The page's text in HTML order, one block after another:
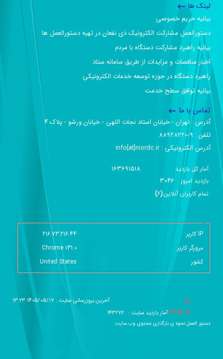
لینک ها
بیانیه حریم خصوصی
دستورالعمل مشارکت الکترونیک ذی نفعان در تهیه دستورالعمل ها
بیانیه راهبرد مشارکت دستگاه با مردم
اخبار مناقصات و مزایدات از طریق سامانه ستاد
راهبرد دستگاه در حوزه توسعه خدمات الکترونیکی
بیانیه توافق سطح خدمت
تماس با ما
آدرس :‌ تهران - خیابان استاد نجات اللهی - خیابان ورشو - پلاک ۴
تلفن :‌ 9-88928220
آدرس الکترونیکی :‌ info[at]niordc.ir
آمار کل بازدید 163691518
بازديد امروز 3046
تمام کاربران آنلاين(
6
)
گزارش آمار سایت - خلاصه
IP کاربر
216.73.216.44
مرورگر کاربر
Chrome 131.0
کشور
United States
آخرین بروزرسانی سایت : 1405/05/17 13:23
آمار بازدید سایت : 143272
دستور العمل نحوه ی بارگذاری محتوی وب سایت